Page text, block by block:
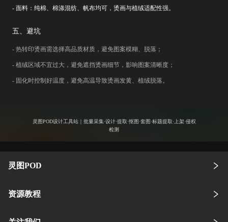
- 面料：纯棉、棉涤混纺、帆布均可，烫画与植绒适配性强。
五、避坑
- 热转印烫画需选择高品质材质，避免图案模糊、脱落；
- 植绒区域不宜过大，避免遮挡烫画细节，影响图案清晰度；
- 固化时控制好温度，避免高温导致烫画发黄、植绒脱落。
灵图POD设计工具站｜批量采集·设计·提取·抠图·套图·标题提取·上架·侵权
检测
灵图POD
资源教程